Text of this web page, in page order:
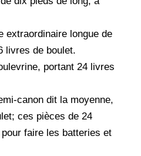
extraordinaire longue de
livres de boulet.
portant 24 livres
canon dit la moyenne,
ces pièces de 24
faire les batteries et